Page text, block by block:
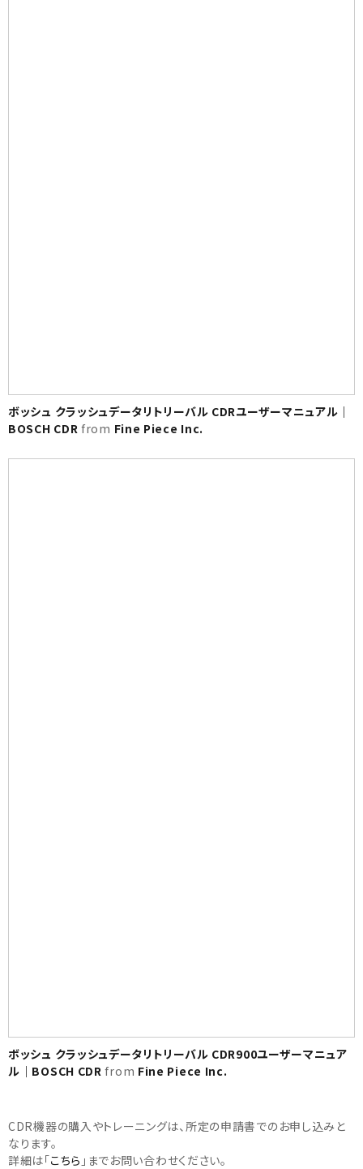
ボッシュ クラッシュデータリトリーバル CDRユーザーマニュアル｜
BOSCH CDR from Fine Piece Inc.
ボッシュ クラッシュデータリトリーバル CDR900ユーザーマニュア
ル｜BOSCH CDR from Fine Piece Inc.
CDR機器の購入やトレーニングは、所定の申請書でのお申し込みと
なります。
詳細は「こちら 」までお問い合わせください。